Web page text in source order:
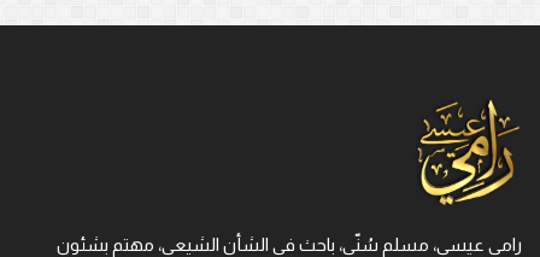
رامي عيسى، مسلم سُنّي، باحث في الشأن الشيعي، مهتم بشئون